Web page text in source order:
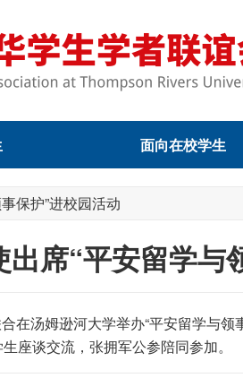
面向在校学生
保护”进校园活动
席“平安留学与
在汤姆逊河大学举办“平安留学与领
座谈交流，张拥军公参陪同参加。